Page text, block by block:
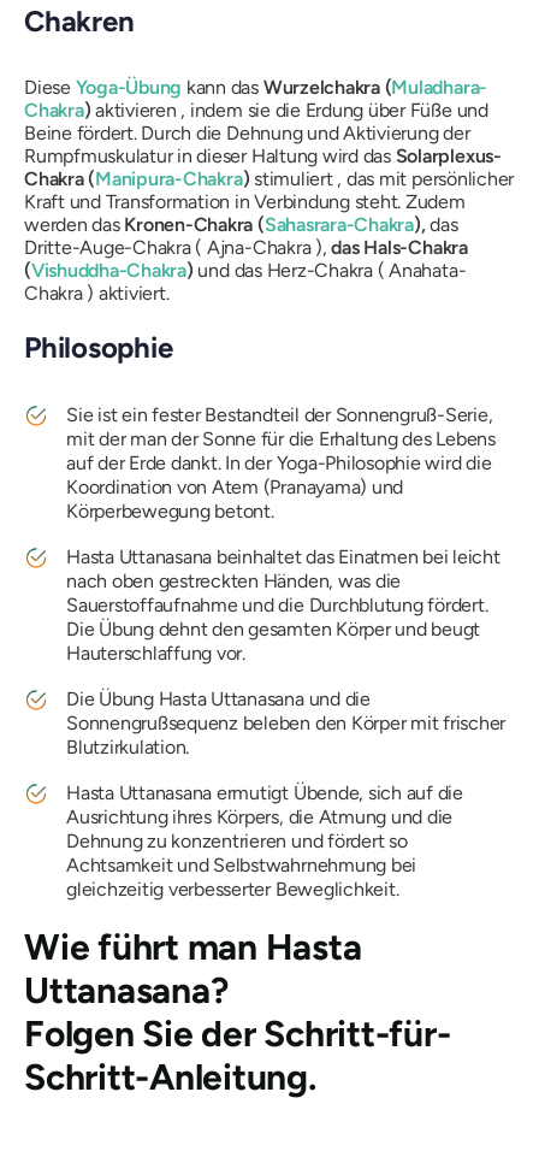
Chakren
Diese Yoga-Übung kann das Wurzelchakra (Muladhara-
Chakra) aktivieren , indem sie die Erdung über Füße und
Beine fördert. Durch die Dehnung und Aktivierung der
Rumpfmuskulatur in dieser Haltung wird das Solarplexus-
Chakra (Manipura-Chakra) stimuliert , das mit persönlicher
Kraft und Transformation in Verbindung steht. Zudem
werden das Kronen-Chakra (Sahasrara-Chakra),das
Dritte-Auge-Chakra ( Ajna-Chakra),das Hals-Chakra
(Vishuddha-Chakra) und das Herz-Chakra (Anahata-
Chakra) aktiviert.
Philosophie
Sie ist ein fester Bestandteil der Sonnengruß-Serie,
mit der man der Sonne für die Erhaltung des Lebens
auf der Erde dankt. In der Yoga-Philosophie wird die
Koordination von Atem (Pranayama) und
Körperbewegung betont.
Hasta Uttanasana beinhaltet das Einatmen bei leicht
nach oben gestreckten Händen, was die
Sauerstoffaufnahme und die Durchblutung fördert.
Die Übung dehnt den gesamten Körper und beugt
Hauterschlaffung vor.
Die Übung Hasta Uttanasanaund die
Sonnengrußsequenz beleben den Körper mit frischer
Blutzirkulation.
Hasta Uttanasana ermutigt Übende, sich auf die
Ausrichtung ihres Körpers, die Atmung und die
Dehnung zu konzentrieren und fördert so
Achtsamkeit und Selbstwahrnehmung bei
gleichzeitig verbesserter Beweglichkeit.
Wie führt man Hasta
Uttanasana?
Folgen Sie der Schritt-für-
Schritt-Anleitung.